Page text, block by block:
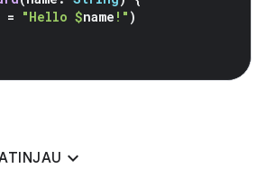
= "Hello $name !" )